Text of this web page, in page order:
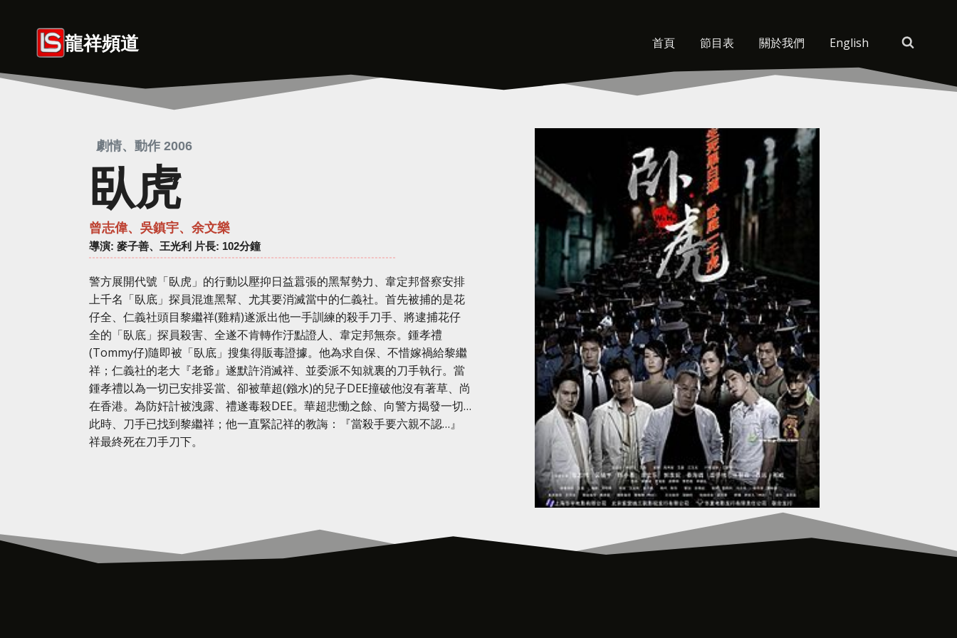
龍祥頻道 首頁 節目表 關於我們 English
劇情、動作 2006
臥虎
曾志偉、吳鎮宇、余文樂
導演: 麥子善、王光利 片長: 102分鐘
警方展開代號「臥虎」的行動以壓抑日益囂張的黑幫勢力、韋定邦督察安排
上千名「臥底」探員混進黑幫、尤其要消滅當中的仁義社。首先被捕的是花
仔全、仁義社頭目黎繼祥(雞精)遂派出他一手訓練的殺手刀手、將逮捕花仔
全的「臥底」探員殺害、全遂不肯轉作汙點證人、韋定邦無奈。鍾孝禮
(Tommy仔)隨即被「臥底」搜集得販毒證據。他為求自保、不惜嫁禍給黎繼
祥；仁義社的老大『老爺』遂默許消滅祥、並委派不知就裏的刀手執行。當
鍾孝禮以為一切已安排妥當、卻被華超(鏹水)的兒子DEE撞破他沒有著草、尚
在香港。為防奸計被洩露、禮遂毒殺DEE。華超悲慟之餘、向警方揭發一切…
此時、刀手已找到黎繼祥；他一直緊記祥的教誨：『當殺手要六親不認…』
祥最終死在刀手刀下。